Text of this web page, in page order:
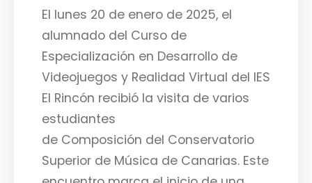
El lunes 20 de enero de 2025, el
alumnado del Curso de
Especialización en Desarrollo de
Videojuegos y Realidad Virtual del IES
El Rincón recibió la visita de varios
estudiantes
de Composición del Conservatorio
Superior de Música de Canarias. Este